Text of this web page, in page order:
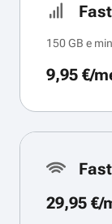
150 GB e
9,95 €/
29,95 €/